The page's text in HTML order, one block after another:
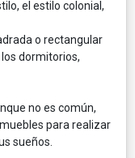
el estilo colonial,
o rectangular
dormitorios,
no es común,
para realizar
sueños.